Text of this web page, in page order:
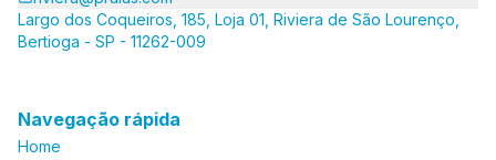
Largo dos Coqueiros, 185, Loja 01, Riviera de São Lourenço,
Bertioga - SP - 11262-009
Navegação rápida
Home